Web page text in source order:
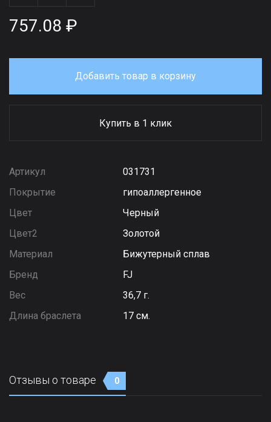
757.08 ₽
Добавить товар в корзину
Купить в 1 клик
Артикул
031731
Покрытие
гипоаллергенное
Цвет
Черный
Цвет2
Золотой
Материал
Бижутерный сплав
Бренд
FJ
Вес
36,7 г.
Длина браслета
17 см.
Отзывы о товаре 0